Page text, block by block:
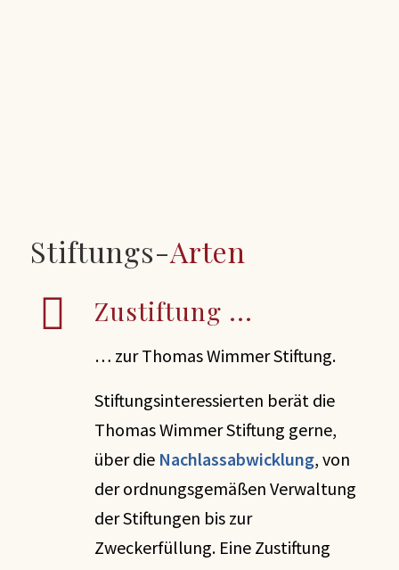
Stiftungs-Arten
Zustiftung ...
… zur Thomas Wimmer Stiftung.
Stiftungsinteressierten berät die
Thomas Wimmer Stiftung gerne,
über die Nachlassabwicklung, von
der ordnungsgemäßen Verwaltung
der Stiftungen bis zur
Zweckerfüllung. Eine Zustiftung